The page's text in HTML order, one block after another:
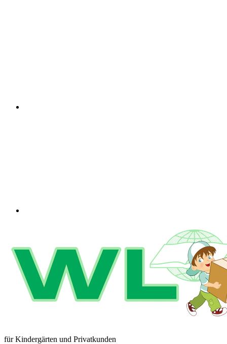
für Kindergärten und Privatkunden